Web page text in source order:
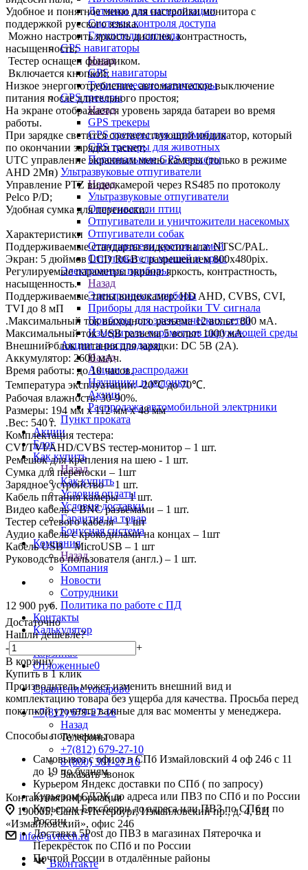
Датчики для сигнализации
Системы контроля доступа
Глушители сигнала
GPS навигаторы
Назад
GPS навигаторы
Туристические навигаторы
GPS трекеры
Назад
GPS трекеры
GPS трекеры для автомобиля
GPS трекеры для животных
Персональные GPS трекеры
Ультразвуковые отпугиватели
Назад
Ультразвуковые отпугиватели
Отпугиватели птиц
Отпугиватели и уничтожители насекомых
Отпугиватели собак
Отпугиватели кротов и змей
Отпугиватели мышей и крыс
Электронные приборы
Назад
Электронные приборы
Приборы для настройки TV сигнала
Приборы для электрических сетей
Измерители параметров окружающей среды
Акции и распродажи
Назад
Акции и распродажи
Наушники и колонки
Акции
Распродажа автомобильной электрники
Пункт проката
Акции
Блог
Как купить
Назад
Как купить
Условия оплаты
Условия доставки
Гарантия на товар
Бонусная система
Компания
Назад
Компания
Новости
Сотрудники
Политика по работе с ПД
Контакты
Калькулятор
Корзина0
Отложенные0
Сравнение товаров0
+7(812) 679-27-10
Назад
Телефоны
+7(812) 679-27-10
8 (800) 301-27-10
Заказать звонок
Контактная информация
190005, Санкт-Петербург, Измайловский пр., д. 4, БЦ
«Измайловский», офис 246
info@avttech.ru
Вконтакте
Удобное и понятное меню для настройки монитора с
поддержкой русского языка.
Можно настроить яркость дисплея, контрастность,
насыщенность;
Тестер оснащен фонариком.
Включается кнопкой;
Низкое энергопотребление, автоматическое выключение
питания после длительного простоя;
На экране отображается уровень заряда батареи во время
работы.
При зарядке светится соответствующий индикатор, который
по окончании зарядки гаснет;
UTC yпpaвлeниe экранным меню камеры (только в режиме
AHD 2Mп)
Управление PTZ видеокамерой через RS485 пo протоколу
Pelco P/D;
Удобная сумка для переноски.
Характеристики
Поддерживаемые стандарты видеосигнала: NTSC/PAL.
Экран: 5 дюймов LCD RGB с разрешением 800x480pix.
Регулируемые параметры экрана: яркость, контрастность,
насыщенность.
Поддерживаемые типы видеокамер: HD AHD, CVBS, CVI,
TVI до 8 мП
.Максимальный ток выходного разъема 12 вольт: 800 мА.
Максимальный ток USB разъема 5 вольт: 1000 мА.
Внешний блок питания для зарядки: DC 5В (2A).
Аккумулятор: 2600 мАч.
Время работы: до 10 часов.
Температура эксплуатации: -20℃ до 70℃.
Рабочая влажность: 30-90%.
Размеры: 194 мм x 112 мм x 48 мм
.Вес: 540 г.
Комплектация тестера:
CVI/TVI/AHD/CVBS тестер-монитор – 1 шт.
Ремешок для крепления на шею - 1 шт.
Сумка для переноски – 1шт
Зарядное устройство – 1 шт.
Кабель питания камеры – 1 шт.
Видео кабель с BNC разъёмами – 1 шт.
Тестер сетевого кабеля – 1 шт
Аудио кабель с крокодилами на концах – 1шт
Кабель USB – MicroUSB – 1 шт
Руководство пользователя (англ.) – 1 шт.
12 900 руб.
Достаточно
Нашли дешевле?
-
+
В корзину
Купить в 1 клик
Производитель может изменить внешний вид и
комплектацию товара без ущерба для качества. Просьба перед
покупкой уточнять важные для вас моменты у менеджера.
Способы получения товара
Самовывоз с офиса в СПб Измайловский 4 оф 246 с 11
до 19 по будням
Курьером Яндекс доставки по СПб ( по запросу)
Курьером СДЭК до адреса или ПВЗ по СПб и по России
Курьером Боксберри до адреса или ПВЗ по СПб и по
России
Доставка 5Post до ПВЗ в магазинах Пятерочка и
Перекрёсток по СПб и по России
Почтой России в отдалённые районы